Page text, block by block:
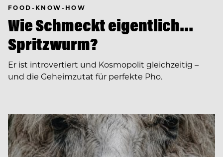
FOOD-KNOW-HOW
Wie Schmeckt eigentlich…
Spritzwurm?
Er ist introvertiert und Kosmopolit gleichzeitig –
und die Geheimzutat für perfekte Pho.